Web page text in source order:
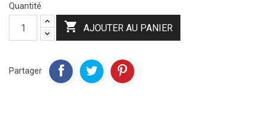
Quantité
 AJOUTER AU PANIER
Partager